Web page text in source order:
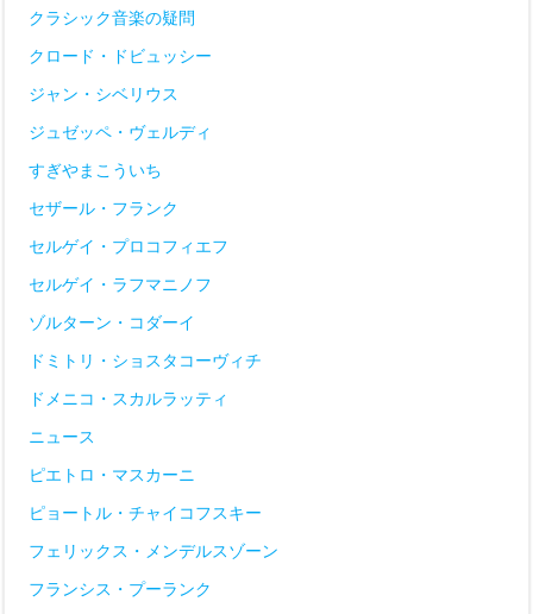
クラシック音楽の疑問
クロード・ドビュッシー
ジャン・シベリウス
ジュゼッペ・ヴェルディ
すぎやまこういち
セザール・フランク
セルゲイ・プロコフィエフ
セルゲイ・ラフマニノフ
ゾルターン・コダーイ
ドミトリ・ショスタコーヴィチ
ドメニコ・スカルラッティ
ニュース
ピエトロ・マスカーニ
ピョートル・チャイコフスキー
フェリックス・メンデルスゾーン
フランシス・プーランク